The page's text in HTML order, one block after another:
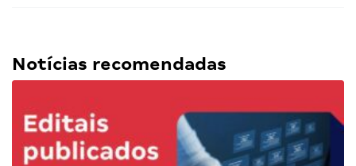
Notícias recomendadas